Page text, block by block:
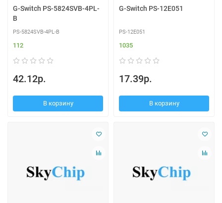
G-Switch PS-5824SVB-4PL-
B
PS-5824SVB-4PL-B
112
42.12р.
В корзину
G-Switch PS-12E051
PS-12E051
1035
17.39р.
В корзину